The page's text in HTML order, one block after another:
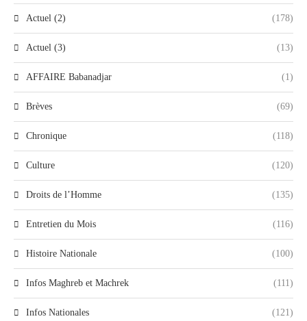
Actuel (2) (178)
Actuel (3) (13)
AFFAIRE Babanadjar (1)
Brèves (69)
Chronique (118)
Culture (120)
Droits de l’Homme (135)
Entretien du Mois (116)
Histoire Nationale (100)
Infos Maghreb et Machrek (111)
Infos Nationales (121)